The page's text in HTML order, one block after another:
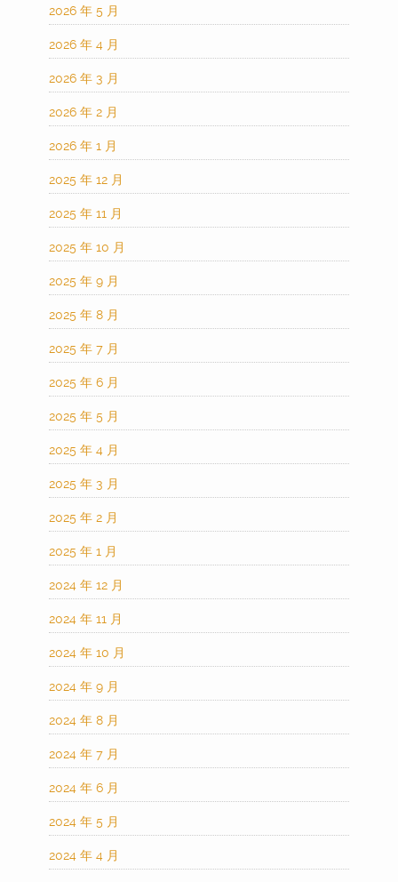
2026 年 5 月
2026 年 4 月
2026 年 3 月
2026 年 2 月
2026 年 1 月
2025 年 12 月
2025 年 11 月
2025 年 10 月
2025 年 9 月
2025 年 8 月
2025 年 7 月
2025 年 6 月
2025 年 5 月
2025 年 4 月
2025 年 3 月
2025 年 2 月
2025 年 1 月
2024 年 12 月
2024 年 11 月
2024 年 10 月
2024 年 9 月
2024 年 8 月
2024 年 7 月
2024 年 6 月
2024 年 5 月
2024 年 4 月